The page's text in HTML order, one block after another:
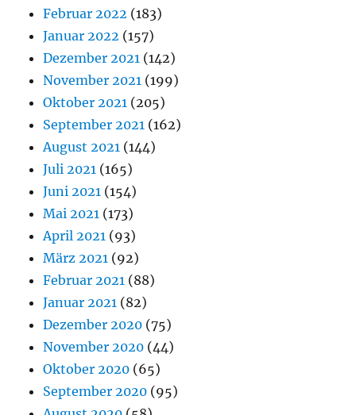
Februar 2022 (183)
Januar 2022 (157)
Dezember 2021 (142)
November 2021 (199)
Oktober 2021 (205)
September 2021 (162)
August 2021 (144)
Juli 2021 (165)
Juni 2021 (154)
Mai 2021 (173)
April 2021 (93)
März 2021 (92)
Februar 2021 (88)
Januar 2021 (82)
Dezember 2020 (75)
November 2020 (44)
Oktober 2020 (65)
September 2020 (95)